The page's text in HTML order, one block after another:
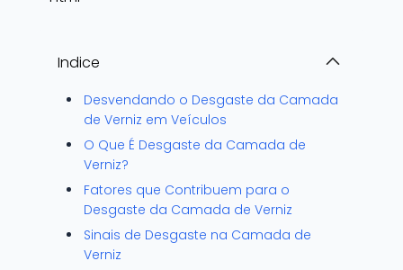
Indice
Desvendando o Desgaste da Camada
de Verniz em Veículos
O Que É Desgaste da Camada de
Verniz?
Fatores que Contribuem para o
Desgaste da Camada de Verniz
Sinais de Desgaste na Camada de
Verniz